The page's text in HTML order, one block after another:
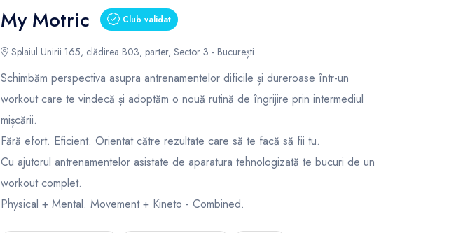
My Motric Club validat
Splaiul Unirii 165, clădirea B03, parter, Sector 3 - București
Schimbăm perspectiva asupra antrenamentelor dificile și dureroase într-un
workout care te vindecă și adoptăm o nouă rutină de îngrijire prin intermediul
mișcării.
Fără efort. Eficient. Orientat către rezultate care să te facă să fii tu.
Cu ajutorul antrenamentelor asistate de aparatura tehnologizată te bucuri de un
workout complet.
Physical + Mental. Movement + Kineto - Combined.